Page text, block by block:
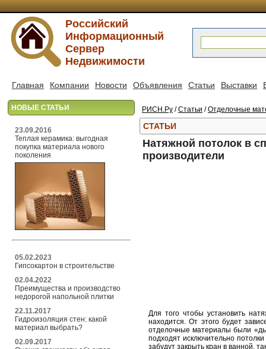
Российский
Информационный
Сервер
Недвижимости
Главная Компании Новости Объявления Статьи Выставки
НОВЫЕ СТАТЬИ
23.09.2016
Теплая керамика: выгодная
покупка материала нового
поколения
05.02.2023
Гипсокартон в строительстве
02.04.2022
Преимущества и производство
недорогой напольной плитки
22.11.2017
Гидроизоляция стен: какой
материал выбрать?
02.09.2017
РИСН.Ру /Статьи /Отделочные
СТАТЬИ
Натяжной потолок в
производители
Для того чтобы установить
находится. От этого будет
отделочные материалы были
подходят исключительно
забудут закрыть кран в ванной,